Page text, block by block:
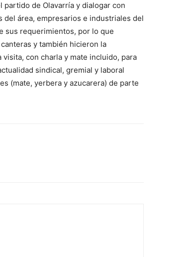
partido de Olavarría y dialogar con
del área, empresarios e industriales del
sus requerimientos, por lo que
y también hicieron la
visita, con charla y mate incluido, para
sindical, gremial y laboral
(mate, yerbera y azucarera) de parte